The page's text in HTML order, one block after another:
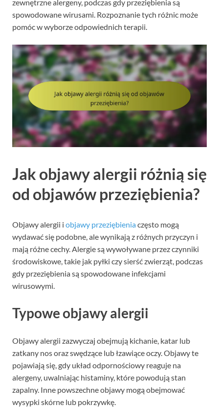
zewnętrzne alergeny, podczas gdy przeziębienia są
spowodowane wirusami. Rozpoznanie tych różnic może
pomóc w wyborze odpowiednich terapii.
Jak objawy alergii różnią się
od objawów przeziębienia?
Objawy alergii i objawy przeziębieniaczęsto mogą
wydawać się podobne, ale wynikają z różnych przyczyn i
mają różne cechy. Alergie są wywoływane przez czynniki
środowiskowe, takie jak pyłki czy sierść zwierząt, podczas
gdy przeziębienia są spowodowane infekcjami
wirusowymi.
Typowe objawy alergii
Objawy alergii zazwyczaj obejmują kichanie, katar lub
zatkany nos oraz swędzące lub łzawiące oczy. Objawy te
pojawiają się, gdy układ odpornościowy reaguje na
alergeny, uwalniając histaminy, które powodują stan
zapalny. Inne powszechne objawy mogą obejmować
wysypki skórne lub pokrzywkę.